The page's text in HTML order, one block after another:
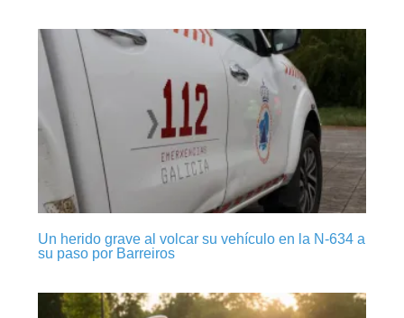
Un herido grave al volcar su vehículo en la N-634 a
su paso por Barreiros